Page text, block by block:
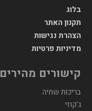
בלוג
תקנון האתר
הצהרת נגישות
מדיניות פרטיות
קישורים מהירים
בריכות שחיה
ג'קוזי